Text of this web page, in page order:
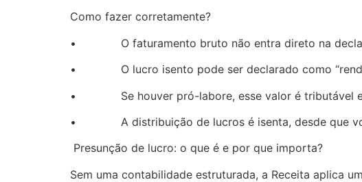
Como fazer corretamente?
• O faturamento bruto não entra direto na
• O lucro isento pode ser declarado como
• Se houver pró-labore, esse valor é tributável e
• A distribuição de lucros é isenta, desde que
Presunção de lucro: o que é e por que importa?
Sem uma contabilidade estruturada, a Receita aplica